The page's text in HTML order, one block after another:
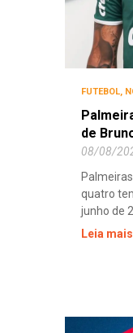
FUTEBOL,
de
08/08/
quatro
junho de
Leia